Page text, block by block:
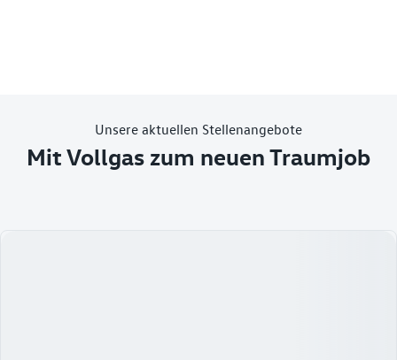
Unsere aktuellen Stellenangebote
Mit Vollgas zum neuen Traumjob